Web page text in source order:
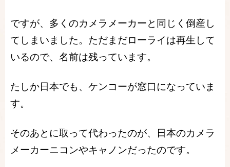
ですが、多くのカメラメーカーと同じく倒産し
てしまいました。ただまだローライは再生して
いるので、名前は残っています。
たしか日本でも、ケンコーが窓口になっていま
す。
そのあとに取って代わったのが、日本のカメラ
メーカーニコンやキャノンだったのです。